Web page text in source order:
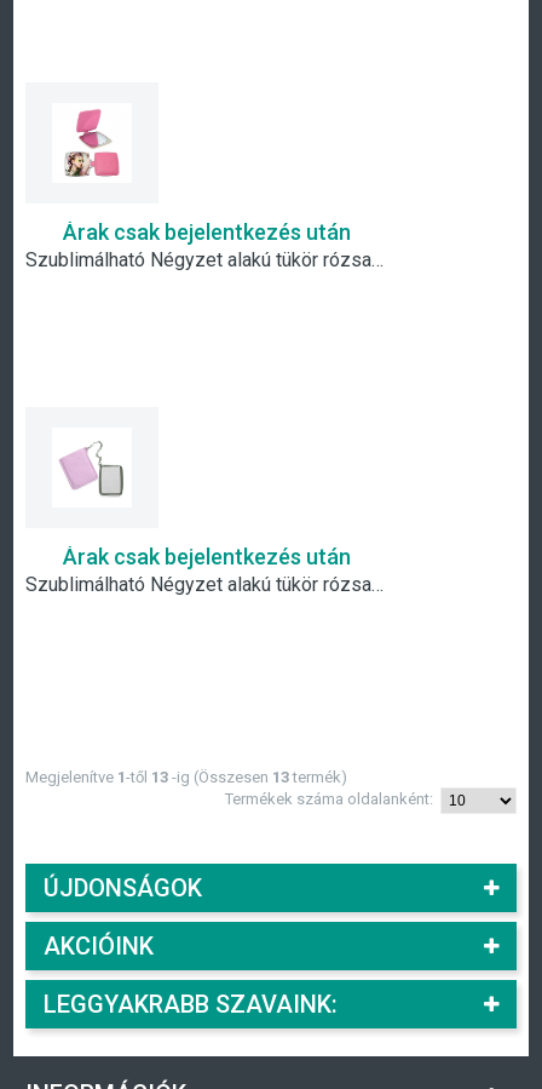
Árak csak bejelentkezés után
Szublimálható Négyzet alakú tükör rózsaszín borítással
Árak csak bejelentkezés után
Szublimálható Négyzet alakú tükör rózsaszín borítással
Megjelenítve 1-től 13-ig (Összesen 13termék)
Termékek száma oldalanként:
ÚJDONSÁGOK
AKCIÓINK
LEGGYAKRABB SZAVAINK: